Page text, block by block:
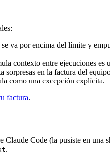
va por encima del límite y
contexto entre ejecuciones es
sorpresas en la factura del
como una excepción explícita.
factura.
Claude Code (la pusiste en una
.